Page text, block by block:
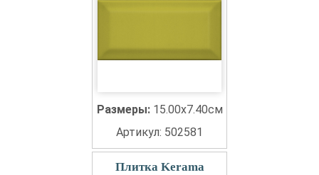
Размеры: 15.00x7.40см
Артикул: 502581
Плитка Kerama